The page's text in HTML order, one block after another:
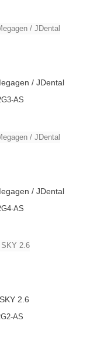
/ JDental
AS
/ JDental
AS
2.6
AS